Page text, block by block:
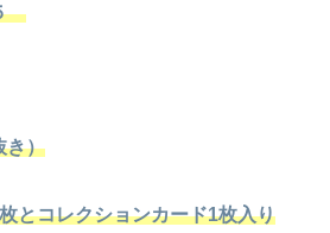
５
き）
とコレクションカード1枚入り